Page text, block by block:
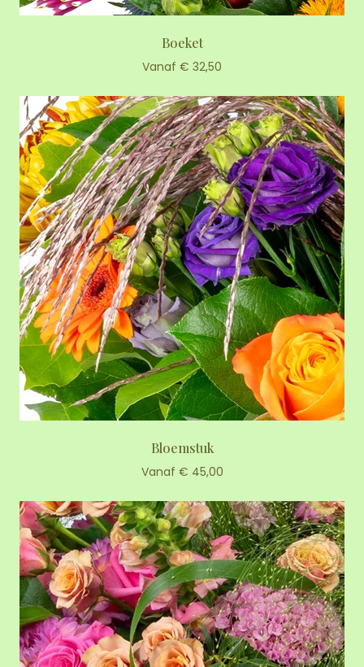
Boeket
Vanaf € 32,50
Bloemstuk
Vanaf € 45,00